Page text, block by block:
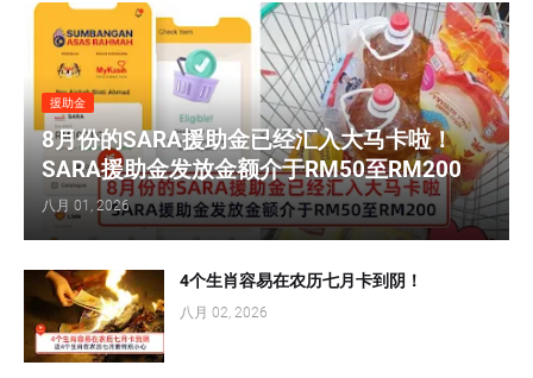
援助金
8月份的SARA援助金已经汇入大马卡啦！
SARA援助金发放金额介于RM50至RM200
八月 01, 2026
4个生肖容易在农历七月卡到阴！
八月 02, 2026